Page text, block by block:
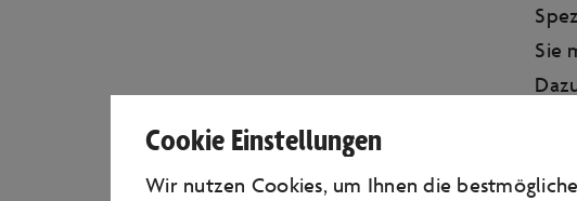
Sie
Cookie Einstellungen
Wir nutzen Cookies, um Ihnen die